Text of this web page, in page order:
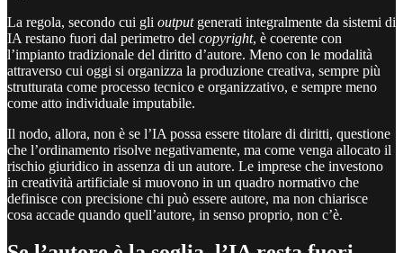
La regola, secondo cui gli output generati integralmente da sistemi di
IA restano fuori dal perimetro del copyright, è coerente con
l’impianto tradizionale del diritto d’autore. Meno con le modalità
attraverso cui oggi si organizza la produzione creativa, sempre più
strutturata come processo tecnico e organizzativo, e sempre meno
come atto individuale imputabile.
Il nodo, allora, non è se l’IA possa essere titolare di diritti, questione
che l’ordinamento risolve negativamente, ma come venga allocato il
rischio giuridico in assenza di un autore. Le imprese che investono
in creatività artificiale si muovono in un quadro normativo che
definisce con precisione chi può essere autore, ma non chiarisce
cosa accade quando quell’autore, in senso proprio, non c’è.